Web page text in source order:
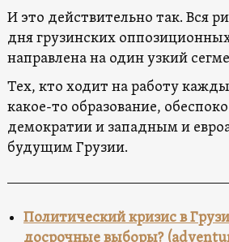
И это действительно так. Вся
дня грузинских
направлена ​​на один узкий
Тех, кто ходит на работу
какое-то образование,
демократии и западным и
будущим Грузии.
Политический кризис в
досрочные выборы? (